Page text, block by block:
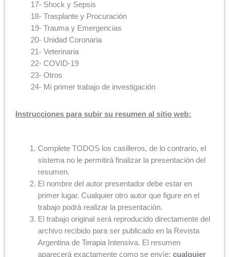
17- Shock y Sepsis
18- Trasplante y Procuración
19- Trauma y Emergencias
20- Unidad Coronaria
21- Veterinaria
22- COVID-19
23- Otros
24- Mi primer trabajo de investigación
Instrucciones para subir su resumen al sitio web:
Complete TODOS los casilleros, de lo contrario, el
sistema no le permitirá finalizar la presentación del
resumen.
El nombre del autor presentador debe estar en
primer lugar. Cualquier otro autor que figure en el
trabajo podrá realizar la presentación.
El trabajo original será reproducido directamente del
archivo recibido para ser publicado en la Revista
Argentina de Terapia Intensiva. El resumen
aparecerá exactamente como se envíe; cualquier